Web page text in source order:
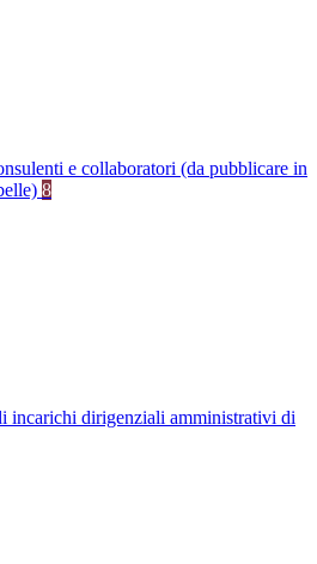
e collaboratori (da pubblicare in
8
incarichi dirigenziali amministrativi di